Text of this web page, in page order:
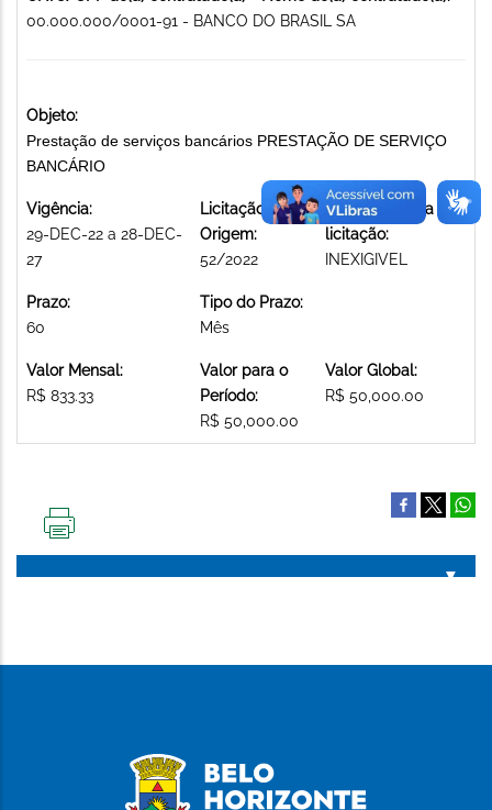
00.000.000/0001-91 - BANCO DO BRASIL SA
Objeto:
Prestação de serviços bancários PRESTAÇÃO DE SERVIÇO
BANCÁRIO
Vigência:
29-DEC-22 a 28-DEC-
27
Licitação de
Origem:
52/2022
Modalidade da
licitação:
INEXIGIVEL
Prazo:
60
Tipo do Prazo:
Mês
Valor Mensal:
R$ 833.33
Valor para o
Período:
R$ 50,000.00
Valor Global:
R$ 50,000.00
PÁGINA